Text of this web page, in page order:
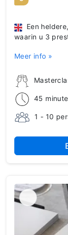
45
1 - 10
Een
waarin u 3
Meer info »